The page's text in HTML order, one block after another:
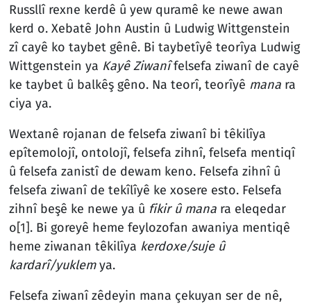
Russllî rexne kerdê û yew quramê ke newe awan
kerd o. Xebatê John Austin û Ludwig Wittgenstein
zî cayê ko taybet gênê. Bi taybetîyê teorîya Ludwig
Wittgenstein ya Kayê Ziwanîfelsefa ziwanî de cayê
ke taybet û balkêş gêno. Na teorî, teorîyê manara
ciya ya.
Wextanê rojanan de felsefa ziwanî bi têkilîya
epîtemolojî, ontolojî, felsefa zihnî, felsefa mentiqî
û felsefa zanistî de dewam keno. Felsefa zihnî û
felsefa ziwanî de tekîlîyê ke xosere esto. Felsefa
zihnî beşê ke newe ya û fikir û manara eleqedar
o[1]. Bi goreyê heme feylozofan awaniya mentiqê
heme ziwanan têkilîya kerdoxe/suje û
kardarî/yuklemya.
Felsefa ziwanî zêdeyin mana çekuyan ser de nê,